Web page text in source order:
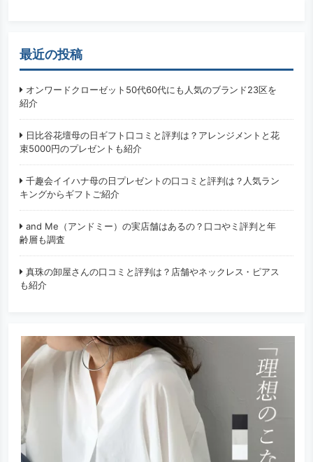
最近の投稿
オンワードクローゼット50代60代にも人気のブランド23区を
紹介
日比谷花壇母の日ギフト口コミと評判は？アレンジメントと花
束5000円のプレゼントも紹介
千趣会イイハナ母の日プレゼントの口コミと評判は？人気ラン
キングからギフトご紹介
and Me（アンドミー）の実店舗はあるの？口コやミ評判と年
齢層も調査
真珠の卸屋さんの口コミと評判は？店舗やネックレス・ピアス
も紹介